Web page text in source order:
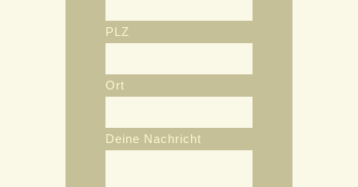
PLZ
Ort
Deine Nachricht